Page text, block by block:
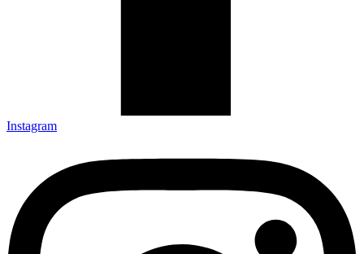
Instagram